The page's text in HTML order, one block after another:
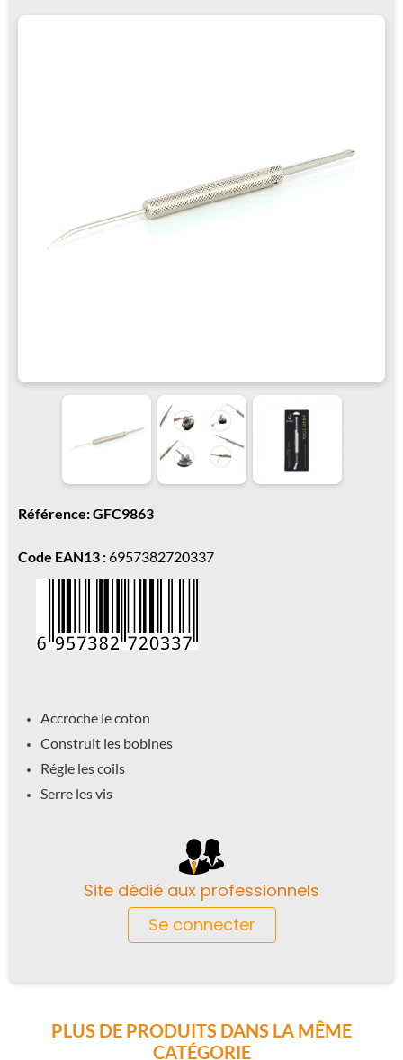
Référence: GFC9863
Code EAN13 :6957382720337
Accroche le coton
Construit les bobines
Régle les coils
Serre les vis
Site dédié aux professionnels
Se connecter
PLUS DE PRODUITS DANS LA MÊME
CATÉGORIE